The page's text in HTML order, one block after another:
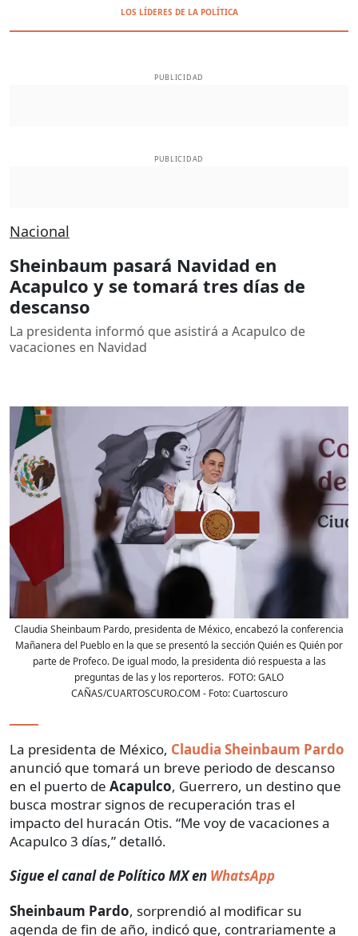
LOS LÍDERES DE LA POLÍTICA
PUBLICIDAD
PUBLICIDAD
Nacional
Sheinbaum pasará Navidad en
Acapulco y se tomará tres días de
descanso
La presidenta informó que asistirá a Acapulco de
vacaciones en Navidad
Claudia Sheinbaum Pardo, presidenta de México, encabezó la conferencia
Mañanera del Pueblo en la que se presentó la sección Quién es Quién por
parte de Profeco. De igual modo, la presidenta dió respuesta a las
preguntas de las y los reporteros. FOTO: GALO
CAÑAS/CUARTOSCURO.COM - Foto:Cuartoscuro
La presidenta de México, Claudia Sheinbaum Pardo
anunció que tomará un breve periodo de descanso
en el puerto de Acapulco, Guerrero, un destino que
busca mostrar signos de recuperación tras el
impacto del huracán Otis. “Me voy de vacaciones a
Acapulco 3 días,” detalló.
Sigue el canal de Político MX en WhatsApp
Sheinbaum Pardo, sorprendió al modificar su
agenda de fin de año, indicó que, contrariamente a